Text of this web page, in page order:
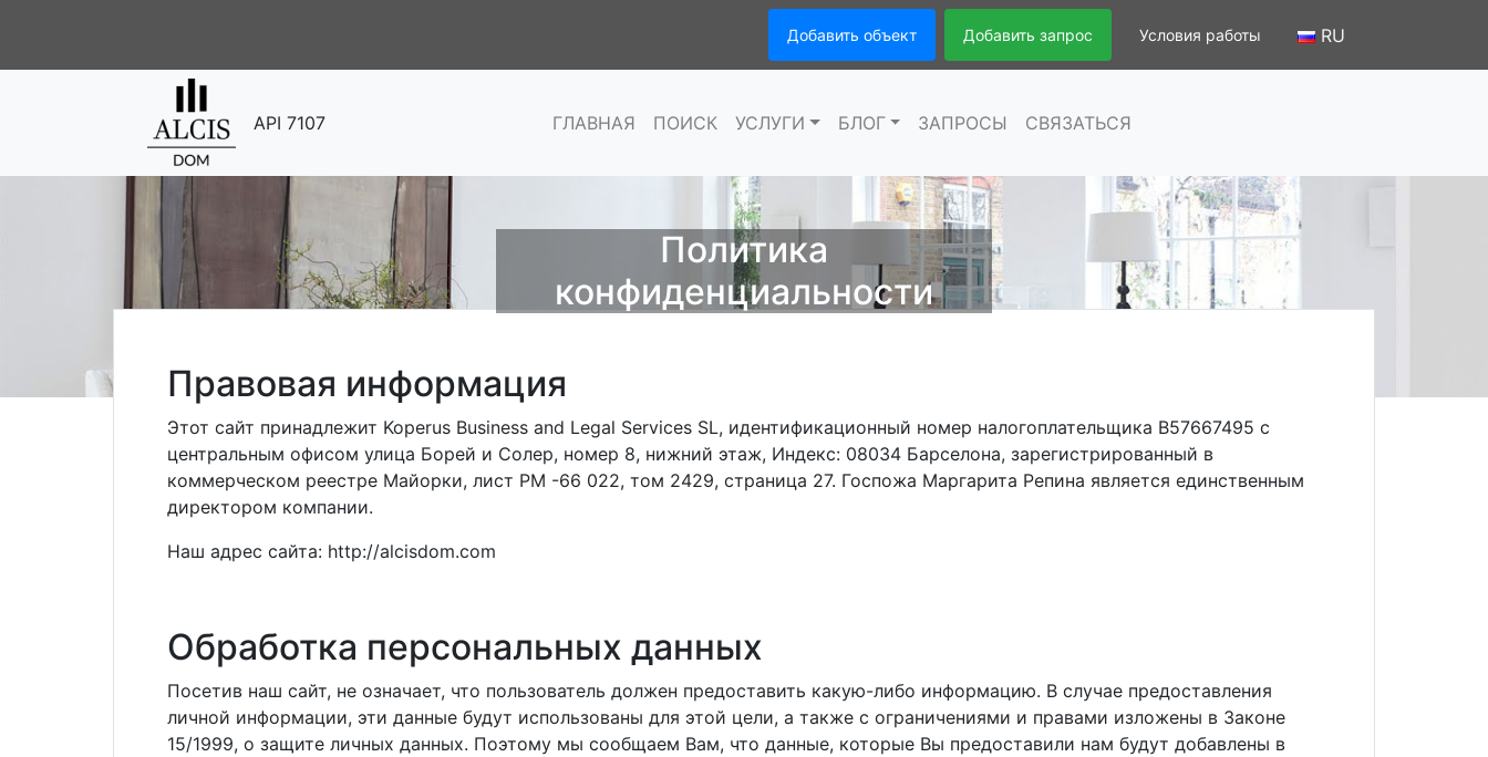
Добавить объект Добавить запрос Условия работы RU
API 7107 ГЛАВНАЯ ПОИСК УСЛУГИ БЛОГ ЗАПРОСЫ СВЯЗАТЬСЯ
Политика
конфиденциальности
Правовая информация
Этот сайт принадлежит Koperus Business and Legal Services SL, идентификационный номер налогоплательщика B57667495 с
центральным офисом улица Борей и Солер, номер 8, нижний этаж, Индекс: 08034 Барселона, зарегистрированный в
коммерческом реестре Майорки, лист PM -66 022, том 2429, страница 27. Госпожа Маргарита Репина является единственным
директором компании.
Наш адрес сайта: http://alcisdom.com
Обработка персональных данных
Посетив наш сайт, не означает, что пользователь должен предоставить какую-либо информацию. В случае предоставления
личной информации, эти данные будут использованы для этой цели, а также с ограничениями и правами изложены в Законе
15/1999, о защите личных данных. Поэтому мы сообщаем Вам, что данные, которые Вы предоставили нам будут добавлены в